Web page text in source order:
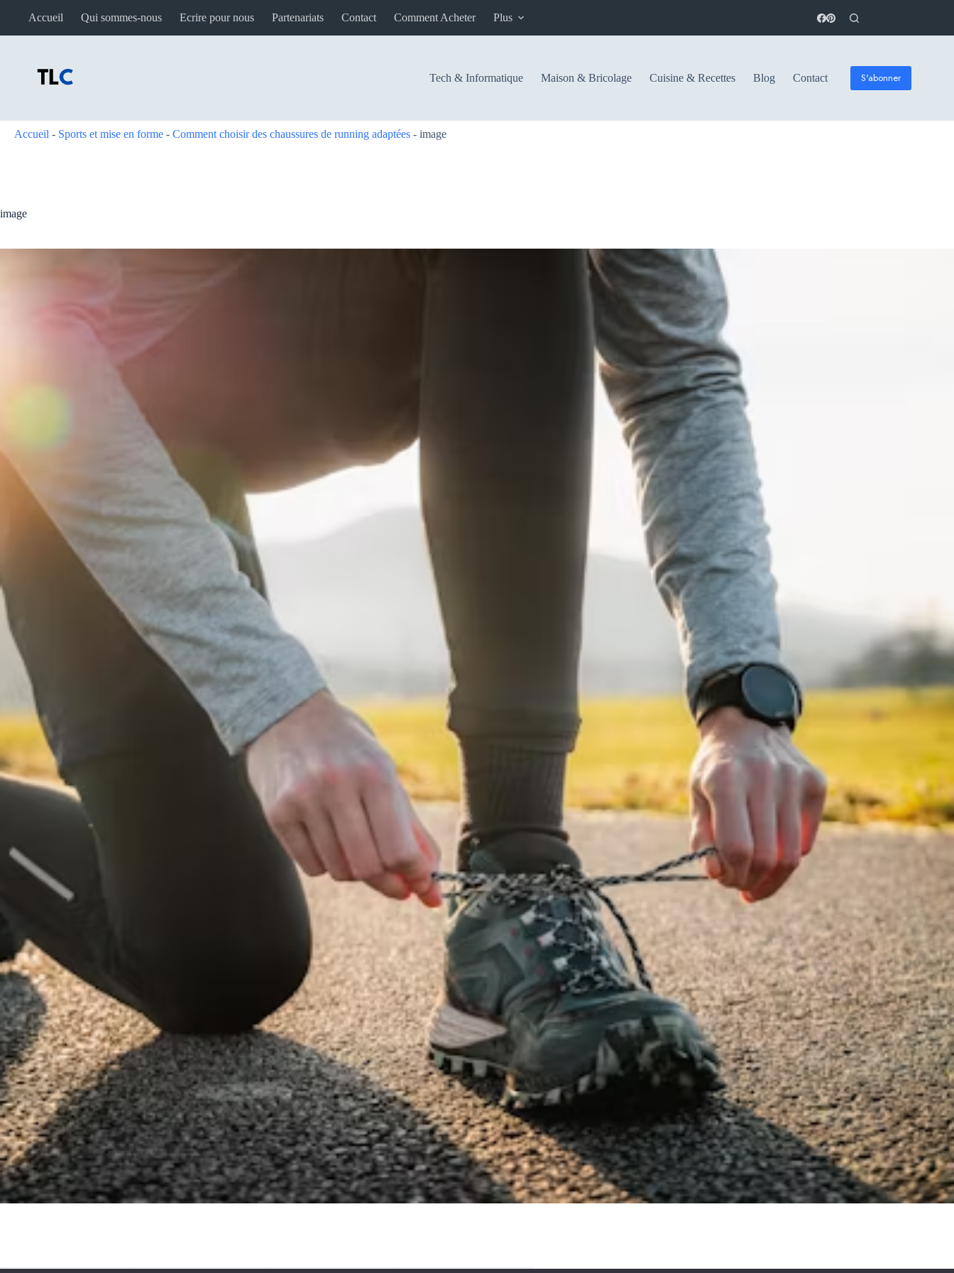
Accueil Qui sommes-nous Ecrire pour nous Partenariats Contact Comment Acheter Plus
Tech & Informatique Maison & Bricolage Cuisine & Recettes Blog Contact S'abonner
Accueil - Sports et mise en forme - Comment choisir des chaussures de running adaptées - image
image